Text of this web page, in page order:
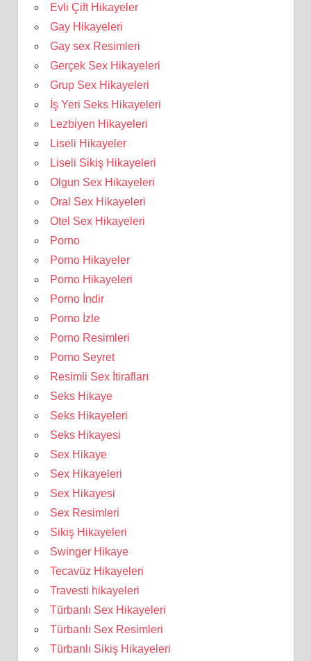
Evli Çift Hikayeler
Gay Hikayeleri
Gay sex Resimleri
Gerçek Sex Hikayeleri
Grup Sex Hikayeleri
İş Yeri Seks Hikayeleri
Lezbiyen Hikayeleri
Liseli Hikayeler
Liseli Sikiş Hikayeleri
Olgun Sex Hikayeleri
Oral Sex Hikayeleri
Otel Sex Hikayeleri
Porno
Porno Hikayeler
Porno Hikayeleri
Porno İndir
Porno İzle
Porno Resimleri
Porno Seyret
Resimli Sex İtirafları
Seks Hikaye
Seks Hikayeleri
Seks Hikayesi
Sex Hikaye
Sex Hikayeleri
Sex Hikayesi
Sex Resimleri
Sikiş Hikayeleri
Swinger Hikaye
Tecavüz Hikayeleri
Travesti hikayeleri
Türbanlı Sex Hikayeleri
Türbanlı Sex Resimleri
Türbanlı Sikiş Hikayeleri